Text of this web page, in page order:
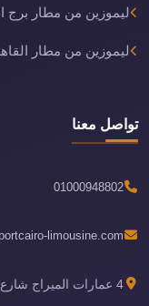
ليموزين من مطار برج
ليموزين من مطار
تواصل معنا
01000948802
limousine.com
4 عمارات الميراج شارع الجامعة زهراء مدينة نصر القاهرة مصر